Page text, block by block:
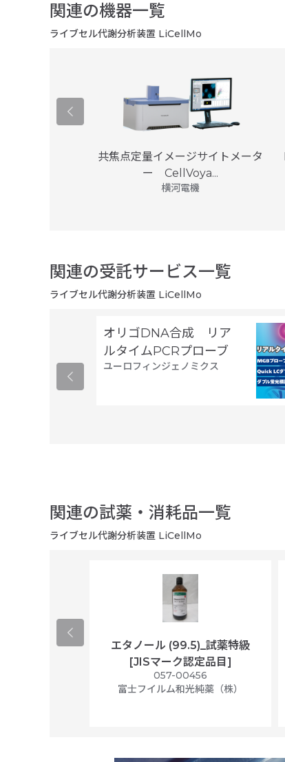
関連の機器一覧
ライブセル代謝分析装置 LiCellMo
共焦点定量イメージサイトメータ
ー CellVoya...
横河電機
関連の受託サービス一覧
ライブセル代謝分析装置 LiCellMo
オリゴDNA合成 リア
ルタイムPCRプローブ
ユーロフィンジェノミクス
関連の試薬・消耗品一覧
ライブセル代謝分析装置 LiCellMo
エタノール (99.5)_試薬特級
[JISマーク認定品目]
057-00456
富士フイルム和光純薬（株）